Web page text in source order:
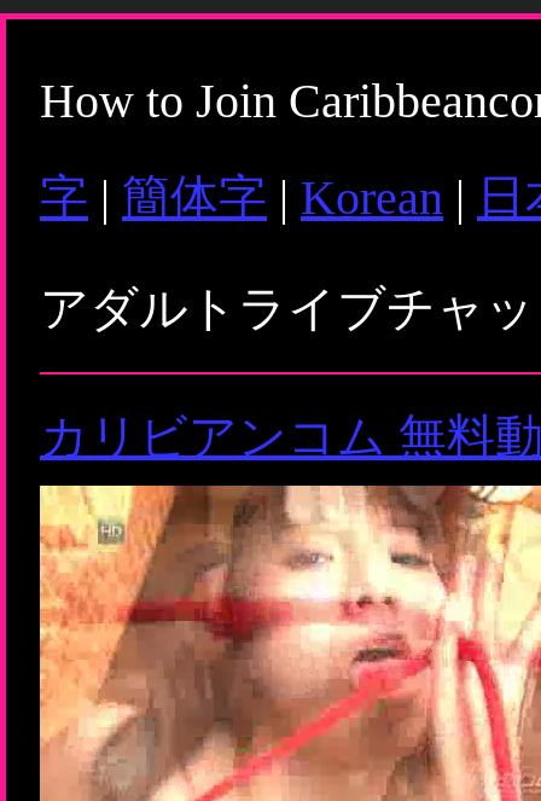
How to Join
字 | 簡体字 | Korean |
アダルトライブチャ
カリビアンコム 無料